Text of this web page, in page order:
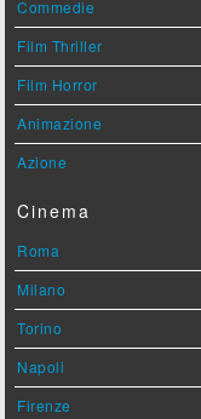
Commedie
Film Thriller
Film Horror
Animazione
Azione
Cinema
Roma
Milano
Torino
Napoli
Firenze